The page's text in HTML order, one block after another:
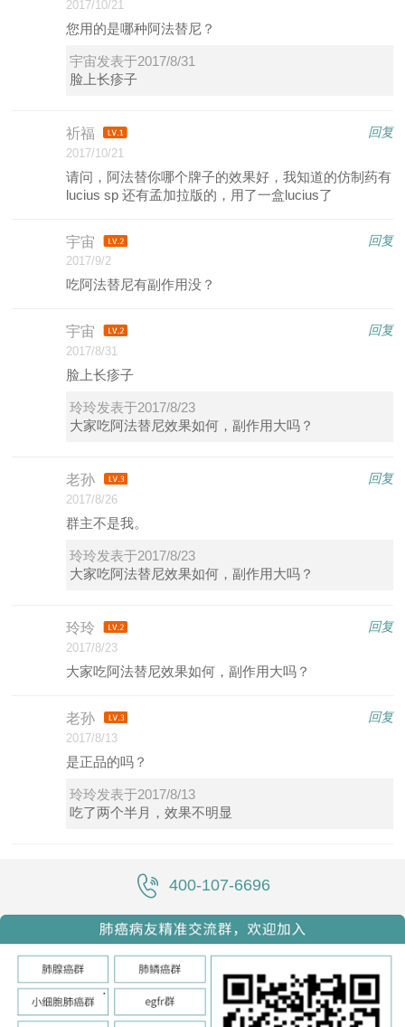
2017/10/21
您用的是哪种阿法替尼？
宇宙发表于2017/8/31
脸上长疹子
回复
祈福
2017/10/21
请问，阿法替你哪个牌子的效果好，我知道的仿制药有
lucius sp 还有孟加拉版的，用了一盒lucius了
回复
宇宙
2017/9/2
吃阿法替尼有副作用没？
回复
宇宙
2017/8/31
脸上长疹子
玲玲发表于2017/8/23
大家吃阿法替尼效果如何，副作用大吗？
回复
老孙
2017/8/26
群主不是我。
玲玲发表于2017/8/23
大家吃阿法替尼效果如何，副作用大吗？
回复
玲玲
2017/8/23
大家吃阿法替尼效果如何，副作用大吗？
回复
老孙
2017/8/13
是正品的吗？
玲玲发表于2017/8/13
吃了两个半月，效果不明显
400-107-6696